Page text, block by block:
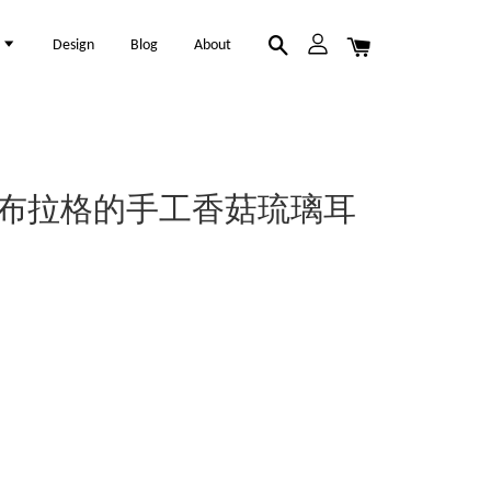
Design Blog About
拉格的手工香菇琉璃耳